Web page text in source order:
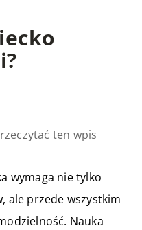
ten wpis
wymaga nie tylko
ale przede wszystkim
Nauka